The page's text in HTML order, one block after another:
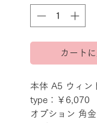
カート
本体 A5 ウィン
type：￥6,070
オプション 角